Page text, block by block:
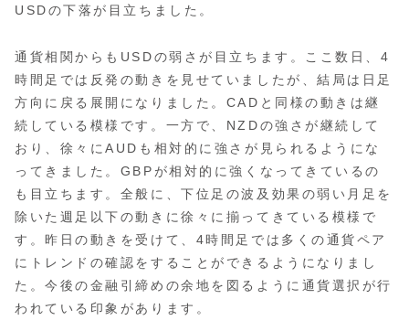
USDの下落が目立ちました。
通貨相関からもUSDの弱さが目立ちます。ここ数日、4
時間足では反発の動きを見せていましたが、結局は日足
方向に戻る展開になりました。CADと同様の動きは継
続している模様です。一方で、NZDの強さが継続して
おり、徐々にAUDも相対的に強さが見られるようにな
ってきました。GBPが相対的に強くなってきているの
も目立ちます。全般に、下位足の波及効果の弱い月足を
除いた週足以下の動きに徐々に揃ってきている模様で
す。昨日の動きを受けて、4時間足では多くの通貨ペア
にトレンドの確認をすることができるようになりまし
た。今後の金融引締めの余地を図るように通貨選択が行
われている印象があります。